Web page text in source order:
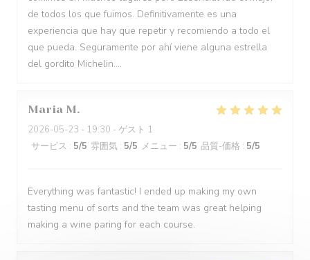
de todos los que fuimos. Definitivamente es una
experiencia que hay que repetir y recomiendo a todo el
que pueda. Seguramente por ahí viene alguna estrella
del gordito Michelin....
Maria M
2026-05-23 - 19:30 - ゲスト 1
サービス : 5/5 雰囲気 : 5/5 メニュー : 5/5 品質-価格 : 5/5
Everything was fantastic! I ended up making my own
tasting menu of sorts and the team was great helping
making a wine paring for each course.